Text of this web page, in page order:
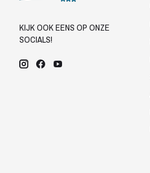
KIJK OOK EENS OP ONZE
SOCIALS!